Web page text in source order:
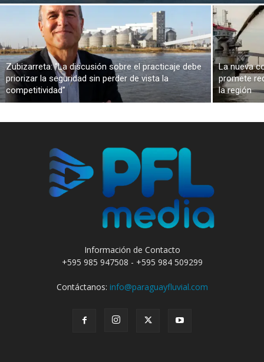
Zubizarreta: “La discusión sobre el practicaje debe
priorizar la seguridad sin perder de vista la
competitividad”
La nueva
promete
la región
Información de Contacto
+595 985 947508 - +595 984 509299
Contáctanos: info@paraguayfluvial.com